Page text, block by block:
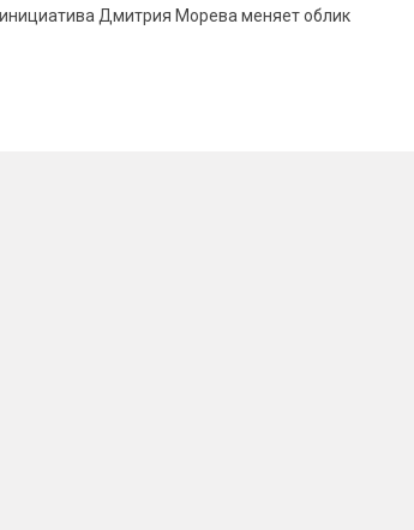
Дмитрия Морева меняет облик